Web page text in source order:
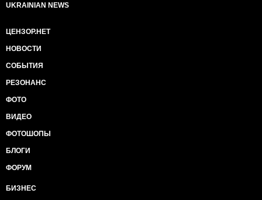
UKRAINIAN NEWS
ЦЕНЗОР.НЕТ
НОВОСТИ
СОБЫТИЯ
РЕЗОНАНС
ФОТО
ВИДЕО
ФОТОШОПЫ
БЛОГИ
ФОРУМ
БИЗНЕС